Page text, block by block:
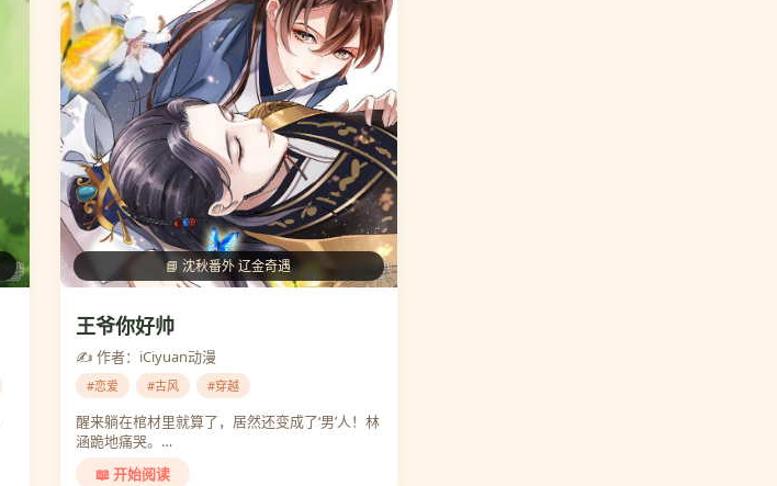
📘 沈秋番外 辽金奇遇
王爷你好帅
✍️ 作者：iCiyuan动漫
#恋爱 #古风 #穿越
醒来躺在棺材里就算了，居然还变成了‘男’人！林
涵跪地痛哭。…
📖 开始阅读